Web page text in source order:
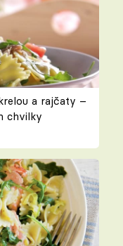
a rajčaty –
chvilky